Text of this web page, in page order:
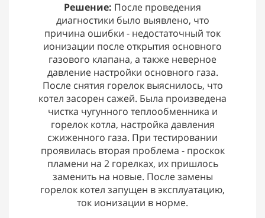
Решение: После проведения
диагностики было выявлено, что
причина ошибки - недостаточный ток
ионизации после открытия основного
газового клапана, а также неверное
давление настройки основного газа.
После снятия горелок выяснилось, что
котел засорен сажей. Была произведена
чистка чугунного теплообменника и
горелок котла, настройка давления
сжиженного газа. При тестировании
проявилась вторая проблема - проскок
пламени на 2 горелках, их пришлось
заменить на новые. После замены
горелок котел запущен в эксплуатацию,
ток ионизации в норме.